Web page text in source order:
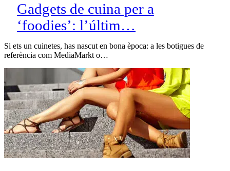
Gadgets de cuina per a
‘foodies’: l’últim…
Si ets un cuinetes, has nascut en bona època: a les botigues de
referència com MediaMarkt o…